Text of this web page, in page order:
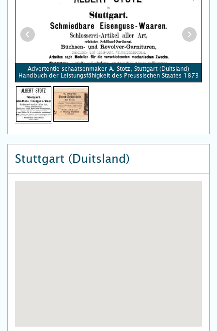
Advertentie schaatsenmaker A. Stotz, Stuttgart (Duitsland)
Handbuch der Leistungsfähigkeit des Preussischen Staates 1873
Stuttgart (Duitsland)